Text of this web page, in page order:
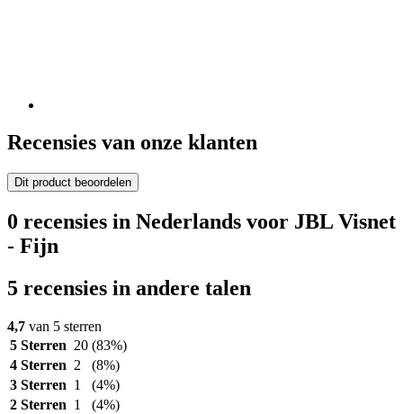
Recensies van onze klanten
Dit product beoordelen
0 recensies in Nederlands voor JBL Visnet
- Fijn
5 recensies in andere talen
4,7 van 5 sterren
5 Sterren 20 (83%)
4 Sterren 2
(8%)
3 Sterren 1
(4%)
2 Sterren 1
(4%)